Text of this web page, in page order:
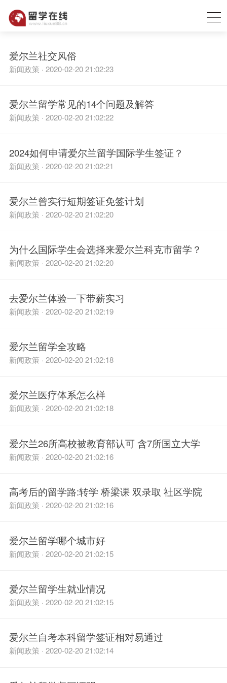
爱尔兰社交风俗
新闻政策 · 2020-02-20 21:02:23
爱尔兰留学常见的14个问题及解答
新闻政策 · 2020-02-20 21:02:22
2024如何申请爱尔兰留学国际学生签证？
新闻政策 · 2020-02-20 21:02:21
爱尔兰曾实行短期签证免签计划
新闻政策 · 2020-02-20 21:02:20
为什么国际学生会选择来爱尔兰科克市留学？
新闻政策 · 2020-02-20 21:02:20
去爱尔兰体验一下带薪实习
新闻政策 · 2020-02-20 21:02:19
爱尔兰留学全攻略
新闻政策 · 2020-02-20 21:02:18
爱尔兰医疗体系怎么样
新闻政策 · 2020-02-20 21:02:18
爱尔兰26所高校被教育部认可 含7所国立大学
新闻政策 · 2020-02-20 21:02:16
高考后的留学路:转学 桥梁课 双录取 社区学院
新闻政策 · 2020-02-20 21:02:16
爱尔兰留学哪个城市好
新闻政策 · 2020-02-20 21:02:15
爱尔兰留学生就业情况
新闻政策 · 2020-02-20 21:02:15
爱尔兰自考本科留学签证相对易通过
新闻政策 · 2020-02-20 21:02:14